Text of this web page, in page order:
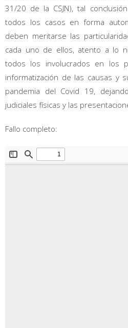
31/20 de la CSJN), tal
todos los casos en forma
deben meritarse las
cada uno de ellos, atento a lo
todos los involucrados en los
informatización de las causas y
pandemia del Covid 19,
judiciales físicas y las
Fallo completo: